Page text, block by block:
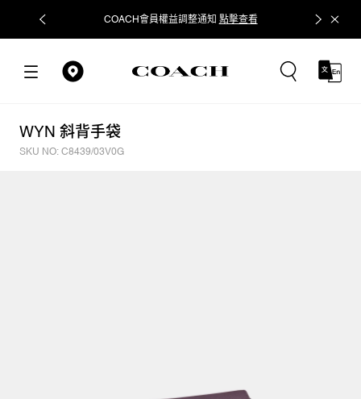
COACH會員權益調整通知 點擊查看 立即追蹤
WYN 斜背手袋
SKU NO: C8439/03V0G